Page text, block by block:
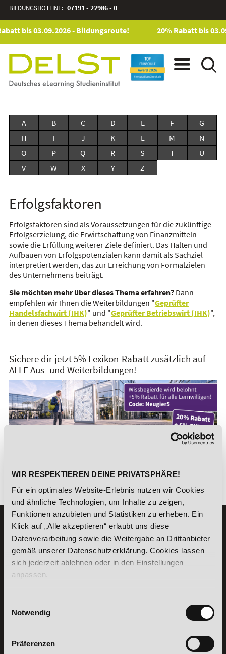
WIR RESPEKTIEREN DEINE PRIVATSPHÄRE!
Für ein optimales Website-Erlebnis nutzen wir Cookies
und ähnliche Technologien, um Inhalte zu zeigen,
Funktionen anzubieten und Statistiken zu erheben. Ein
Klick auf „Alle akzeptieren“ erlaubt uns diese
Datenverarbeitung sowie die Weitergabe an Drittanbieter
gemäß unserer Datenschutzerklärung. Cookies lassen
sich jederzeit ablehnen oder in den Einstellungen
anpassen.
Notwendig
Präferenzen
BILDUNGSHOTLINE: 07191 - 22986 - 0
bis 03.09.2026 - Bildungsroute! 20% Rabatt bis
A B C D E F
G
H
I J K L M
N
O
P Q R S T
U
V
W X Y Z
Erfolgsfaktoren
Erfolgsfaktoren sind als Voraussetzungen für die zukünftige
Erfolgserzielung, die Erwirtschaftung von Finanzmitteln
sowie die Erfüllung weiterer Ziele definiert. Das Halten und
Aufbauen von Erfolgspotenzialen kann damit als Sachziel
interpretiert werden, das zur Erreichung von Formalzielen
des Unternehmens beiträgt.
Sie möchten mehr über dieses Thema erfahren? Dann
empfehlen wir Ihnen die Weiterbildungen "Geprüfter
Handelsfachwirt (IHK)" und "Geprüfter Betriebswirt (IHK)",
in denen dieses Thema behandelt wird.
Sichere dir jetzt 5% Lexikon-Rabatt zusätzlich auf
ALLE Aus- und Weiterbildungen!
*Der Rabattcode "NEUGIER5" ist mit weiteren Rabatten
kombinierbar. Wir informieren dich gern.
Es gibt keine Einträge mit diesem Anfangsbuchstaben.
KONTAKT
07191 - 22986 - 0
+49 (0) 7191 9513203
Aus dem Ausland:
Erreichbarkeit:
Montag bis Donnerstag: 8:00 - 19:00 Uhr